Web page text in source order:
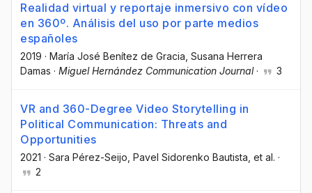
Realidad virtual y reportaje inmersivo con vídeo
en 360º. Análisis del uso por parte medios
españoles
2019 · María José Benítez de Gracia , Susana Herrera
Damas · Miguel Hernández Communication Journal· 3
VR and 360-Degree Video Storytelling in
Political Communication: Threats and
Opportunities
2021 · Sara Pérez-Seijo , Pavel Sidorenko Bautista , et al. ·
2